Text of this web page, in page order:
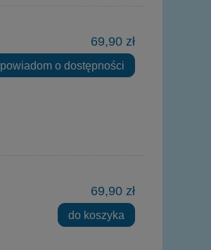
69,90 zł
powiadom o dostępności
69,90 zł
do koszyka